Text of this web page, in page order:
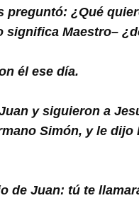
preguntó: ¿Qué
Maestro–
él ese día.
y siguieron a
Simón, y le
de Juan: tú te